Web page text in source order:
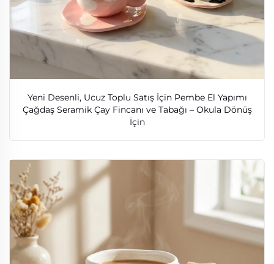
Yeni Desenli, Ucuz Toplu Satış İçin Pembe El Yapımı
Çağdaş Seramik Çay Fincanı ve Tabağı – Okula Dönüş
İçin